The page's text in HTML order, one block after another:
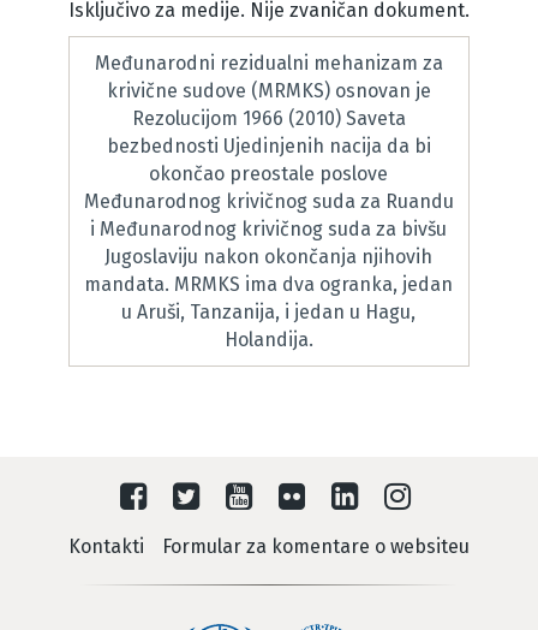
Isključivo za medije. Nije zvaničan dokument.
Međunarodni rezidualni mehanizam za
krivične sudove (MRMKS) osnovan je
Rezolucijom 1966 (2010) Saveta
bezbednosti Ujedinjenih nacija da bi
okončao preostale poslove
Međunarodnog krivičnog suda za Ruandu
i Međunarodnog krivičnog suda za bivšu
Jugoslaviju nakon okončanja njihovih
mandata. MRMKS ima dva ogranka, jedan
u Aruši, Tanzanija, i jedan u Hagu,
Holandija.
Kontakti Formular za komentare o websiteu